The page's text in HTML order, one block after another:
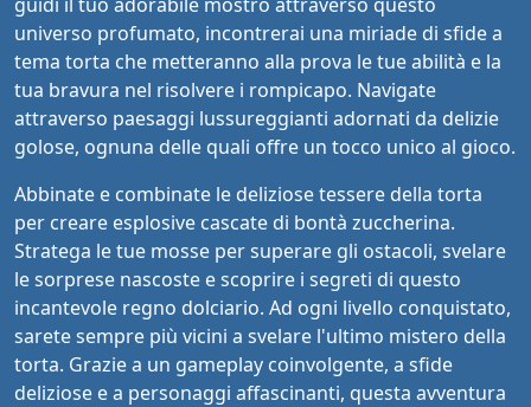
universo profumato, incontrerai una miriade di sfide a
tema torta che metteranno alla prova le tue abilità e la
tua bravura nel risolvere i rompicapo. Navigate
attraverso paesaggi lussureggianti adornati da delizie
golose, ognuna delle quali offre un tocco unico al gioco.
Abbinate e combinate le deliziose tessere della torta
per creare esplosive cascate di bontà zuccherina.
Stratega le tue mosse per superare gli ostacoli, svelare
le sorprese nascoste e scoprire i segreti di questo
incantevole regno dolciario. Ad ogni livello conquistato,
sarete sempre più vicini a svelare l'ultimo mistero della
torta. Grazie a un gameplay coinvolgente, a sfide
deliziose e a personaggi affascinanti, questa avventura